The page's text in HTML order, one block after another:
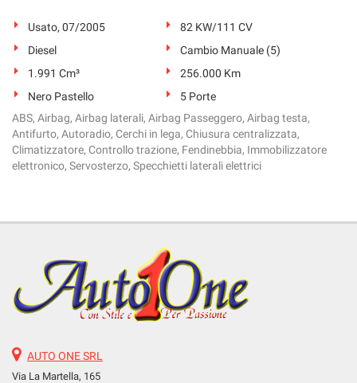
Usato, 07/2005
82 KW/111 CV
Diesel
Cambio Manuale (5)
1.991 Cm³
256.000 Km
Nero Pastello
5 Porte
ABS, Airbag, Airbag laterali, Airbag Passeggero, Airbag testa,
Antifurto, Autoradio, Cerchi in lega, Chiusura centralizzata,
Climatizzatore, Controllo trazione, Fendinebbia, Immobilizzatore
elettronico, Servosterzo, Specchietti laterali elettrici
AUTO ONE SRL
Via La Martella, 165
le
impostazioni